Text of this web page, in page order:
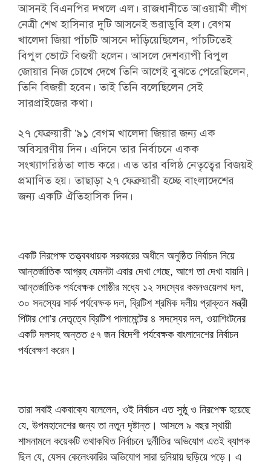
আসনই বিএনপির দখলে এল। রাজধানীতে আওয়ামী লীগ
নেত্রী শেখ হাসিনার দুটি আসনেই ভরাডুবি হল। বেগম
খালেদা জিয়া পাঁচটি আসনে দাঁড়িয়েছিলেন, পাঁচটিতেই
বিপুল ভোটে বিজয়ী হলেন। আসলে দেশব্যাপী বিপুল
জোয়ার নিজ চোখে দেখে তিনি আগেই বুঝতে পেরেছিলেন,
তিনি বিজয়ী হবেন। তাই তিনি বলেছিলেন সেই
সারপ্রাইজের কথা।
২৭ ফেব্রুয়ারী ’৯১ বেগম খালেদা জিয়ার জন্য এক
অবিস্মরণীয় দিন। এদিনে তার নির্বাচনে একক
সংখ্যাগরিষ্ঠতা লাভ করে। এত তার বলিষ্ঠ নেতৃত্বের বিজয়ই
প্রমাণিত হয়। তাছাড়া ২৭ ফেব্রুয়ারী হচ্ছে বাংলাদেশের
জন্য একটি ঐতিহাসিক দিন।
একটি নিরপেক্ষ তত্ত্ববধায়ক সরকারের অধীনে অনুষ্ঠিত নির্বাচন নিয়ে
আন্তর্জাতিক আগ্রহ যেমনটা এবার দেখা গেছে, আগে তা দেখা যায়নি।
আন্তর্জাতিক পর্যবেক্ষক গোষ্ঠীর মধ্যে ১২ সদস্যের কমনওয়েলথ দল,
৩০ সদস্যের সার্ক পর্যবেক্ষক দল, ব্রিটিশ শ্রমিক দলীয় প্রাক্তন মন্ত্রী
পিটার শো’র নেতৃত্বে ব্রিটিশ পালামেন্টের ৪ সদস্যের দল, ওয়াশিংটনের
একটি দলসহ অন্তত ৫৭ জন বিদেশী পর্যবেক্ষক বাংলাদেশের নির্বাচন
পর্যবেক্ষণ করেন।
তারা সবাই একবাক্যে বলেলেন, ওই নির্বাচন এত সুষ্ঠু ও নিরপেক্ষ হয়েছে
যে, উপমহাদেশের জন্য তা নতুন দৃষ্টান্ত। আসলে ৯ বছর স্থায়ী
শাসনামলে কয়েকটি তথাকথিত নির্বাচনে দুর্নীতির অভিযোগ এতই ব্যাপক
ছিল যে, যেসব কেলেংকারির অভিযোগ সারা দুনিয়ায় ছড়িয়ে পড়ে। এ